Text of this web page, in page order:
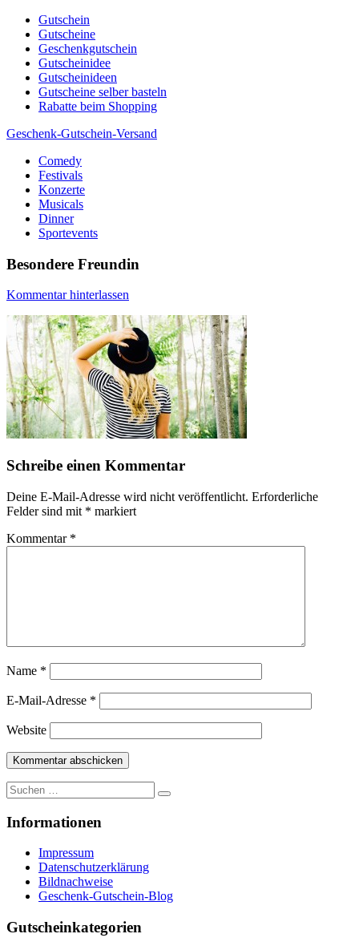
Skip
content
Gutschein
Gutscheine
Geschenkgutschein
Gutscheinidee
Gutscheinideen
Gutscheine selber basteln
Rabatte beim Shopping
Geschenk-Gutschein-Versand
Gutscheine, Gutscheinsprüche und Geschenkideen
Comedy
Festivals
Konzerte
Musicals
Dinner
Sportevents
Besondere Freundin
Kommentar hinterlassen
Schreibe einen Kommentar
Deine E-Mail-Adresse wird nicht veröffentlicht. Erforderliche
Felder sind mit * markiert
Kommentar *
Name *
E-Mail-Adresse *
Website
Suche
nach:
Informationen
Impressum
Datenschutzerklärung
Bildnachweise
Geschenk-Gutschein-Blog
Gutscheinkategorien